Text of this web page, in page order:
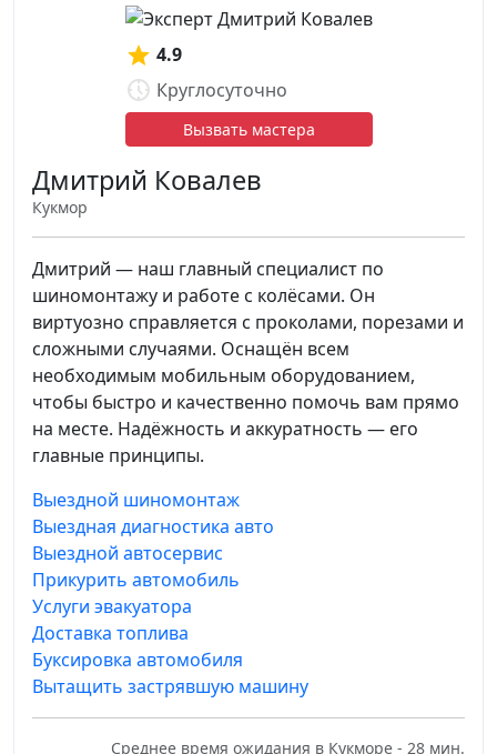
4.9
Круглосуточно
Вызвать мастера
Дмитрий Ковалев
Кукмор
Дмитрий — наш главный специалист по
шиномонтажу и работе с колёсами. Он
виртуозно справляется с проколами, порезами и
сложными случаями. Оснащён всем
необходимым мобильным оборудованием,
чтобы быстро и качественно помочь вам прямо
на месте. Надёжность и аккуратность — его
главные принципы.
Выездной шиномонтаж
Выездная диагностика авто
Выездной автосервис
Прикурить автомобиль
Услуги эвакуатора
Доставка топлива
Буксировка автомобиля
Вытащить застрявшую машину
Среднее время ожидания в Кукморе - 28 мин.